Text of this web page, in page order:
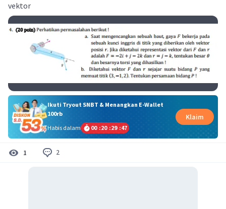
vektor
Ikuti Tryout SNBT & Menangkan E-Wallet
100rb
Habis dalam
00 :20 :29 :46
Klaim
1 2